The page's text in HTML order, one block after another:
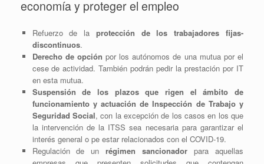
economía y proteger el empleo
Refuerzo de la protección de los trabajadores fijas-
discontinuos.
Derecho de opción por los autónomos de una mutua por el
cese de actividad. También podrán pedir la prestación por IT
en esta mutua.
Suspensión de los plazos que rigen el ámbito de
funcionamiento y actuación de Inspección de Trabajo y
Seguridad Social, con la excepción de los casos en los que
la intervención de la ITSS sea necesaria para garantizar el
interés general o pe estar relacionados con el COVID-19.
Regulación de unrégimen sancionador para aquellas